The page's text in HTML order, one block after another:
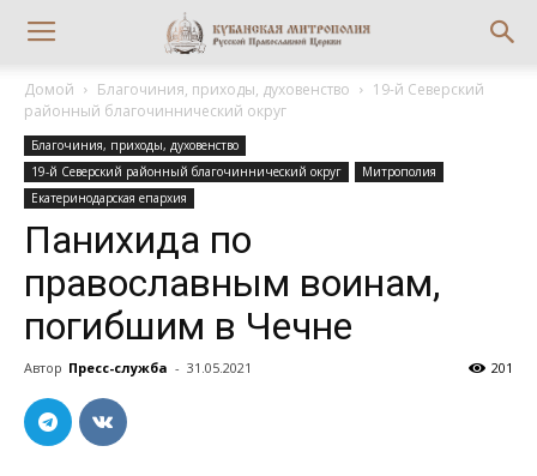
Домой Благочиния, приходы, духовенство
19-й Северский
районный благочиннический округ
Благочиния, приходы, духовенство
19-й Северский районный благочиннический округ
Митрополия
Екатеринодарская епархия
Панихида по
православным воинам,
погибшим в Чечне
Автор Пресс-служба - 31.05.2021 201